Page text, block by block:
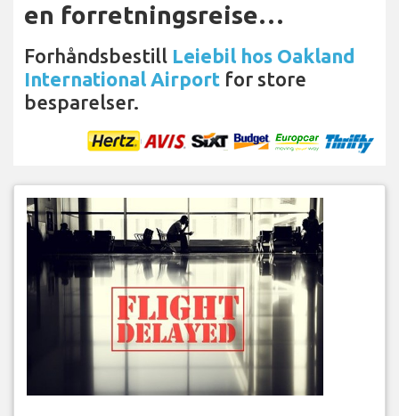
en forretningsreise…
Forhåndsbestill Leiebil hos Oakland
International Airport for store
besparelser.